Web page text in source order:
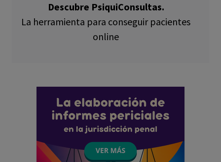
Descubre PsiquiConsultas.
La herramienta para conseguir pacientes
online